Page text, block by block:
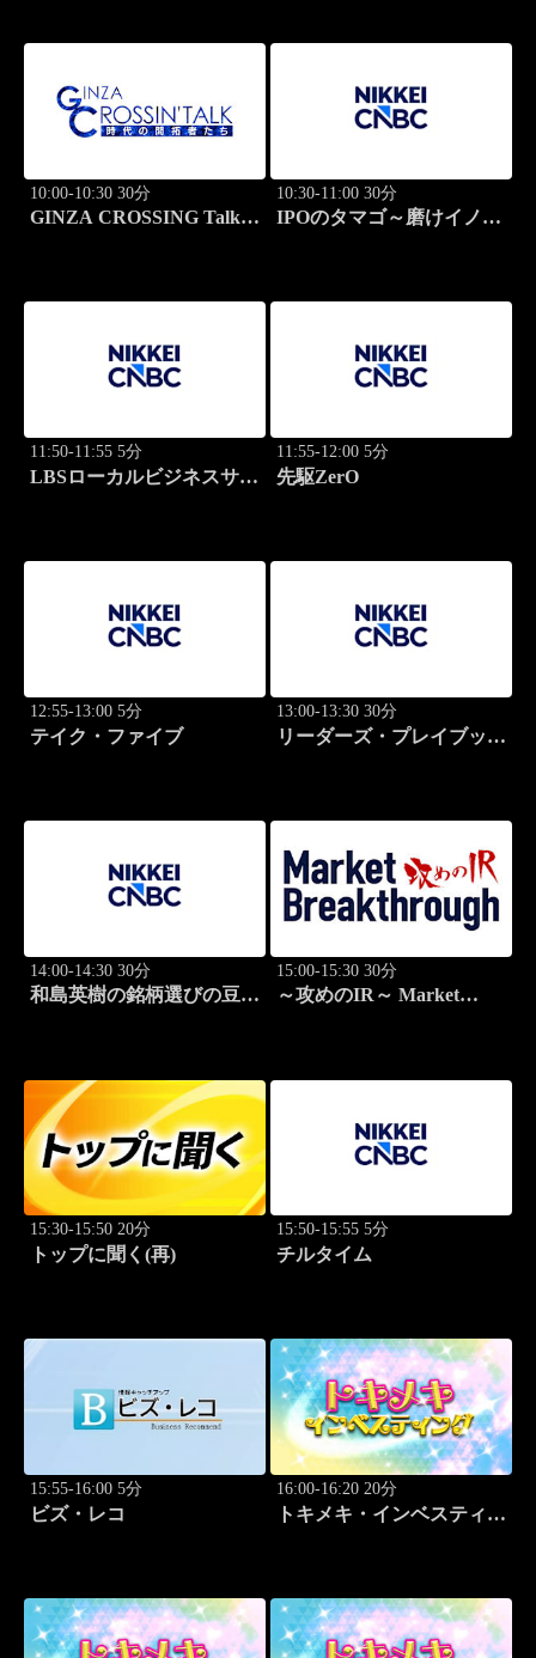
10:00-10:30 30分
GINZA CROSSING Talk
10:30-11:00 30分
IPOのタマゴ～磨けイノベ
11:50-11:55 5分
LBSローカルビジネスサテ
11:55-12:00 5分
先駆ZerO
12:55-13:00 5分
テイク・ファイブ
13:00-13:30 30分
リーダーズ・プレイブック
14:00-14:30 30分
和島英樹の銘柄選びの豆知
15:00-15:30 30分
～攻めのIR～ Market
15:30-15:50 20分
トップに聞く(再)
15:50-15:55 5分
チルタイム
15:55-16:00 5分
ビズ・レコ
16:00-16:20 20分
トキメキ・インベスティン